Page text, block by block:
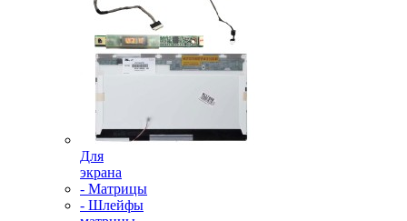
Для
экрана
- Матрицы
- Шлейфы